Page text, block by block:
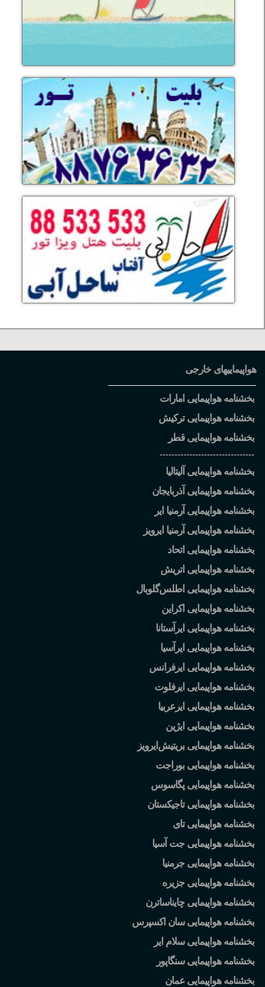
هواپیماییهای خارجی
بخشنامه هواپیمایی امارات
بخشنامه هواپیمایی ترکیش
بخشنامه هواپیمایی قطر
--------------------------------
بخشنامه هواپیمایی آلیتالیا
بخشنامه هواپیمایی آذربایجان
بخشنامه هواپیمایی آرمنیا ایر
بخشنامه هواپیمایی آرمنیا ایرویز
بخشنامه هواپیمایی اتحاد
بخشنامه هواپیمایی اتریش
بخشنامه هواپیمایی اطلسگلوبال
بخشنامه هواپیمایی اکراین
بخشنامه هواپیمایی ایرآستانا
بخشنامه هواپیمایی ایرآسیا
بخشنامه هواپیمایی ایرفرانس
بخشنامه هواپیمایی ایرفلوت
بخشنامه هواپیمایی ایرعربیا
بخشنامه هواپیمایی ایژین
بخشنامه هواپیمایی بریتیش ایرویز
بخشنامه هواپیمایی بوراجت
بخشنامه هواپیمایی پگاسوس
بخشنامه هواپیمایی تاجیکستان
بخشنامه هواپیمایی تای
بخشنامه هواپیمایی جت آسیا
بخشنامه هواپیمایی جرمنیا
بخشنامه هواپیمایی جزیره
بخشنامه هواپیمایی چایناساترن
بخشنامه هواپیمایی سان اکسپرس
بخشنامه هواپیمایی سلام ایر
بخشنامه هواپیمایی سنگاپور
بخشنامه هواپیمایی عمان